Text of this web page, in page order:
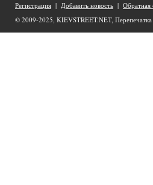
Регистрация | Добавить новость | Обратная
© 2009-2025, KIEVSTREET.NET, Перепечатка